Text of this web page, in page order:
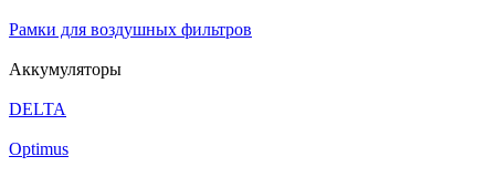
Рамки для воздушных фильтров
Аккумуляторы
DELTA
Optimus